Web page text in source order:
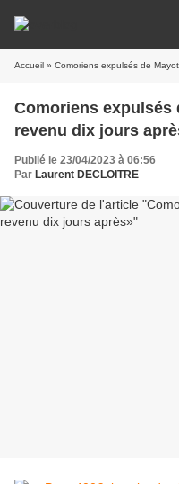
Accueil » Comoriens expulsés de
Comoriens expulsés
revenu dix jours
Publié le 23/04/2023 à 06:56
Par Laurent DECLOITRE